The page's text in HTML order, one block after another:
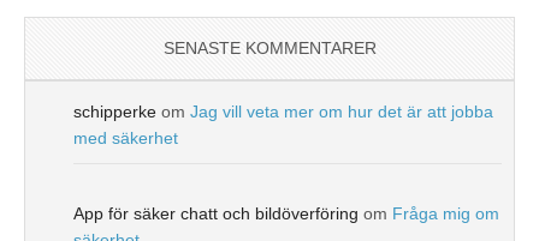
SENASTE KOMMENTARER
schipperke om Jag vill veta mer om hur det är att jobba
med säkerhet
App för säker chatt och bildöverföring om Fråga mig om